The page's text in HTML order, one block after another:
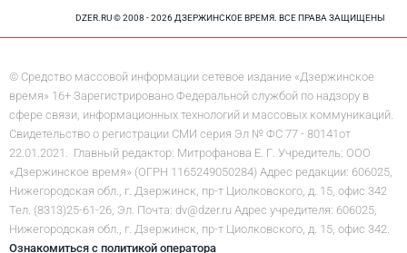
DZER.RU © 2008 - 2026 ДЗЕРЖИНСКОЕ ВРЕМЯ. ВСЕ ПРАВА ЗАЩИЩЕНЫ
© Средство массовой информации сетевое издание «Дзержинское
время» 16+ Зарегистрировано Федеральной службой по надзору в
сфере связи, информационных технологий и массовых коммуникаций.
Свидетельство о регистрации СМИ серия Эл № ФС 77 - 80141от
22.01.2021. Главный редактор: Митрофанова Е. Г. Учредитель: ООО
«Дзержинское время» (ОГРН 1165249050284) Адрес редакции: 606025,
Нижегородская обл., г. Дзержинск, пр-т Циолковского, д. 15, офис 342
Тел. (8313)25-61-26, Эл. Почта: dv@dzer.ru Адрес учредителя: 606025,
Нижегородская обл., г. Дзержинск, пр-т Циолковского, д. 15, офис 342.
Ознакомиться с политикой оператора